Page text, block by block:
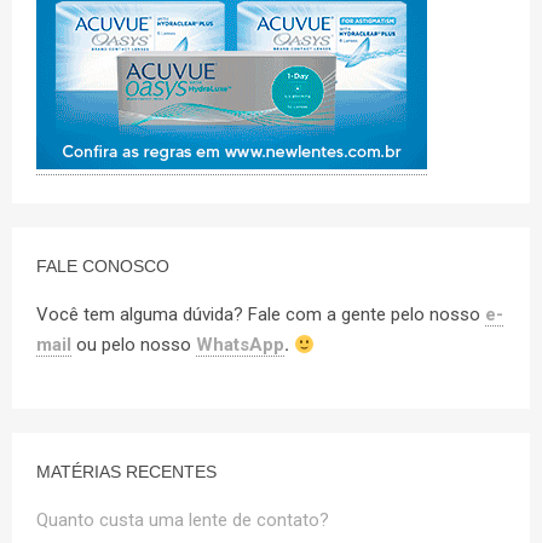
FALE CONOSCO
Você tem alguma dúvida? Fale com a gente pelo nosso e-
mail ou pelo nosso WhatsApp.
MATÉRIAS RECENTES
Quanto custa uma lente de contato?